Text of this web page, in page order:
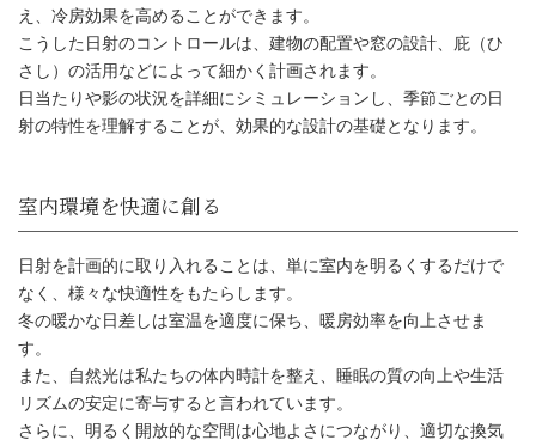
日射を計画的に利用する
え、冷房効果を高めることができます。
こうした日射のコントロールは、建物の配置や窓の設計、庇（ひ
さし）の活用などによって細かく計画されます。
日当たりや影の状況を詳細にシミュレーションし、季節ごとの日
射の特性を理解することが、効果的な設計の基礎となります。
日射を計画的に取り入れることは、単に室内を明るくするだけで
なく、様々な快適性をもたらします。
冬の暖かな日差しは室温を適度に保ち、暖房効率を向上させま
す。
また、自然光は私たちの体内時計を整え、睡眠の質の向上や生活
リズムの安定に寄与すると言われています。
さらに、明るく開放的な空間は心地よさにつながり、適切な換気